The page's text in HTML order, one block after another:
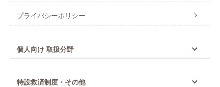
プライバシーポリシー
個人向け 取扱分野
特設救済制度・その他